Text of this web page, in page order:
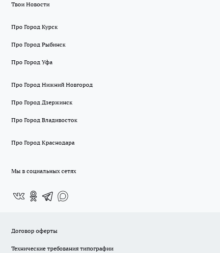
Твои Новости
Про Город Курск
Про Город Рыбинск
Про Город Уфа
Про Город Нижний Новгород
Про Город Дзержинск
Про Город Владивосток
Про Город Краснодара
Мы в социальных сетях
Договор оферты
Технические требования типографии